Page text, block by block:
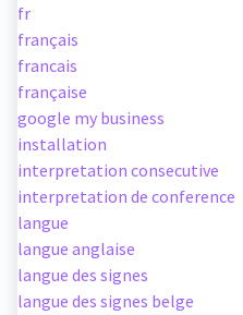
fr
français
francais
française
google my business
installation
interpretation consecutive
interpretation de conference
langue
langue anglaise
langue des signes
langue des signes belge